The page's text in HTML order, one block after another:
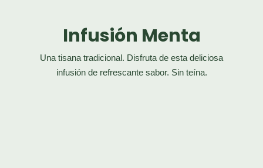
Infusión Menta
Una tisana tradicional. Disfruta de esta deliciosa
infusión de refrescante sabor. Sin teína.